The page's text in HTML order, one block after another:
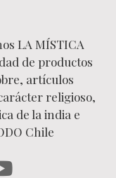
LA MÍSTICA
de productos
artículos
religioso,
de la india e
Chile